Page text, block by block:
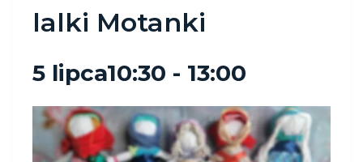
lalki Motanki
5 lipca10:30 - 13:00